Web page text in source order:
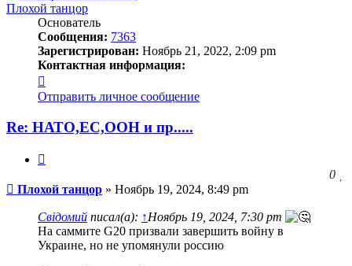
Плохой танцор
Основатель
Сообщения: 7363
Зарегистрирован: Ноябрь 21, 2022, 2:09 pm
Контактная информация:
информация
пользователя
Плохой
танцор
Отправить личное сообщение
Re: НАТО,ЕС,ООН и пр.....
0
Сообщение
Плохой танцор » Ноябрь 19, 2024, 8:49 pm
Свідомий писал(а): ↑Ноябрь 19, 2024, 7:30 pm
На саммите G20 призвали завершить войну в
Украине, но не упомянули россию